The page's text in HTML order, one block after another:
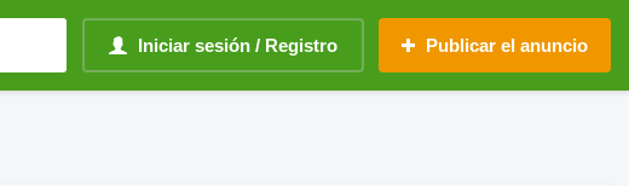
Iniciar sesión / Registro Publicar el anuncio